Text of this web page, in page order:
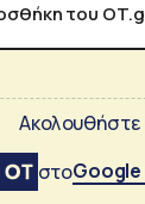
του
Ακολουθήστε
στοGoogle